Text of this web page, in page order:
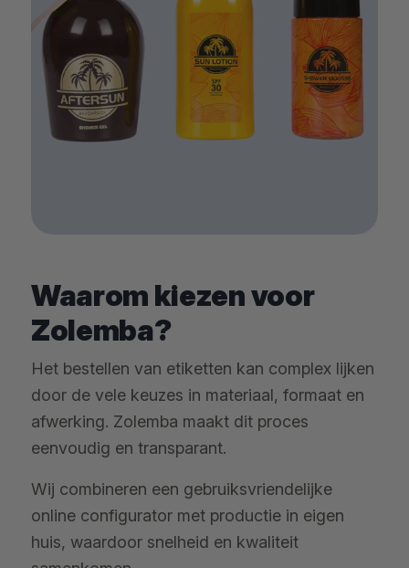
Waarom kiezen voor
Zolemba?
Het bestellen van etiketten kan complex lijken
door de vele keuzes in materiaal, formaat en
afwerking. Zolemba maakt dit proces
eenvoudig en transparant.
Wij combineren een gebruiksvriendelijke
online configurator met productie in eigen
huis, waardoor snelheid en kwaliteit